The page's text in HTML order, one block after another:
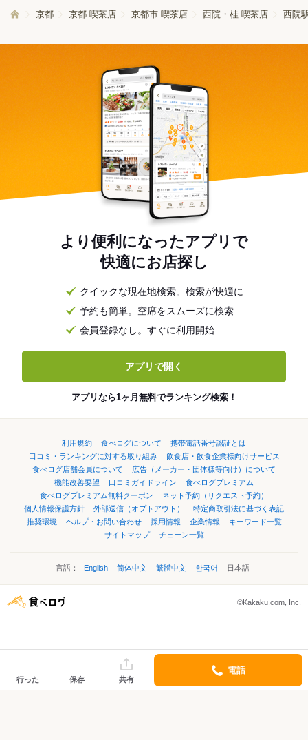
京都 京都 喫茶店 京都市 喫茶店 西院・桂 喫茶店 西院
より便利になったアプリで
快適にお店探し
クイックな現在地検索。検索が快適に
予約も簡単。空席をスムーズに検索
会員登録なし。すぐに利用開始
アプリで開く
アプリなら1ヶ月無料でランキング検索！
利用規約 食べログについて
携帯電話番号認証とは
口コミ・ランキングに対する取り組み
飲食店・飲食企業様向けサービス
食べログ店舗会員について
広告（メーカー・団体様等向け）について
機能改善要望
口コミガイドライン
食べログプレミアム
食べログプレミアム無料クーポン
ネット予約（リクエスト予約）
個人情報保護方針
外部送信（オプトアウト）
特定商取引法に基づく表記
推奨環境
ヘルプ・お問い合わせ 採用情報 企業情報
キーワード一覧
サイトマップ
チェーン一覧
言語： English 简体中文 繁體中文 한국어 日本語
©Kakaku.com, Inc.
行った 保存 共有
電話